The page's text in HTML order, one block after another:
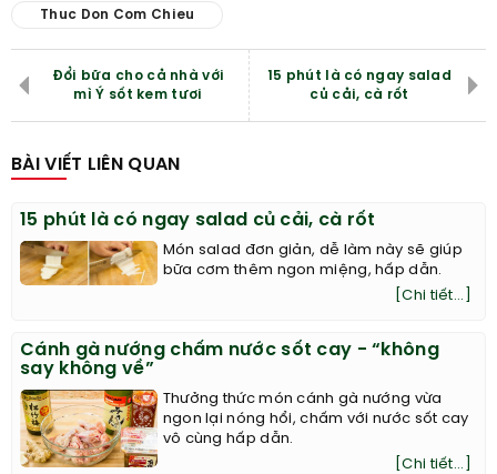
Thuc Don Com Chieu
Đổi bữa cho cả nhà với
mì Ý sốt kem tươi
15 phút là có ngay salad
củ cải, cà rốt
BÀI VIẾT LIÊN QUAN
15 phút là có ngay salad củ cải, cà rốt
Món salad đơn giản, dễ làm này sẽ giúp
bữa cơm thêm ngon miệng, hấp dẫn.
[Chi tiết...]
Cánh gà nướng chấm nước sốt cay - “không
say không về”
Thưởng thức món cánh gà nướng vừa
ngon lại nóng hổi, chấm với nước sốt cay
vô cùng hấp dẫn.
[Chi tiết...]